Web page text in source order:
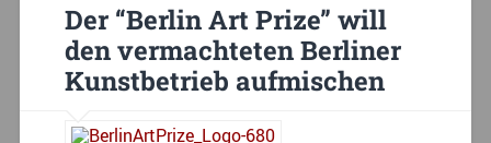
Der “Berlin Art Prize” will
den vermachteten Berliner
Kunstbetrieb aufmischen